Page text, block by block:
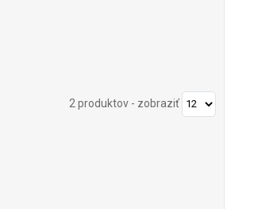
2 produktov - zobraziť